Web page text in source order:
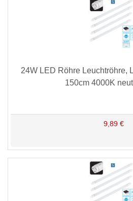
24W LED Röhre Leuchtröhre,
150cm 4000K
9,89 €